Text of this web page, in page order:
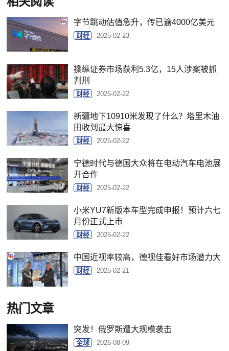
字节跳动估值急升，传已逾4000亿美元
财经 2025-02-23
操纵证券市场获利5.3亿，15人涉案被抓
判刑
财经 2025-02-22
新疆地下10910米发现了什么？塔里木油
田收到最大惊喜
财经 2025-02-22
宁德时代与德国大众将在电动汽车电池展
开合作
财经 2025-02-22
小米YU7新版本车型完成申报！预计六七
月份正式上市
财经 2025-02-22
中国近视率较高，德视佳看好市场潜力大
财经 2025-02-21
热门文章
突发！俄罗斯遭大规模袭击
全球 2026-08-09